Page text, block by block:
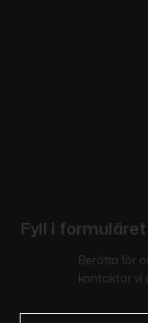
Fyll i
Berätta för
kontaktar vi